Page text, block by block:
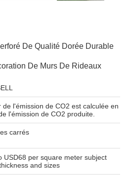
De Qualité Dorée Durable
De Murs De Rideaux
de l'émission de CO2 est calculée en
l'émission de CO2 produite.
carrés
USD68 per square meter subject
and sizes